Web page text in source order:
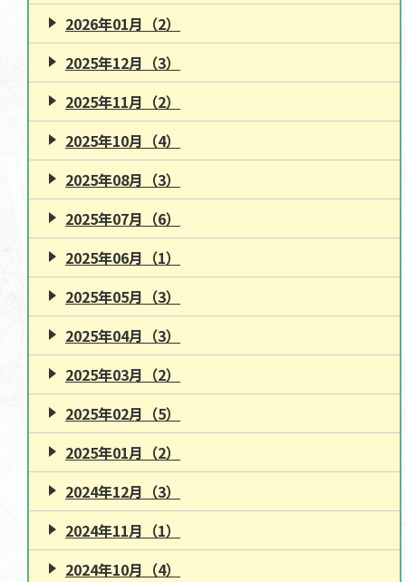
2026年01月（2）
2025年12月（3）
2025年11月（2）
2025年10月（4）
2025年08月（3）
2025年07月（6）
2025年06月（1）
2025年05月（3）
2025年04月（3）
2025年03月（2）
2025年02月（5）
2025年01月（2）
2024年12月（3）
2024年11月（1）
2024年10月（4）